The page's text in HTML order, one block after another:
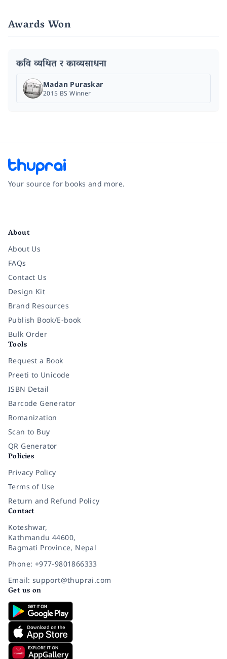
Awards Won
कवि व्यथित र काव्यसाधना
Madan Puraskar
2015 BS Winner
Your source for books and more.
About
About Us
FAQs
Contact Us
Design Kit
Brand Resources
Publish Book/E-book
Bulk Order
Tools
Request a Book
Preeti to Unicode
ISBN Detail
Barcode Generator
Romanization
Scan to Buy
QR Generator
Policies
Privacy Policy
Terms of Use
Return and Refund Policy
Contact
Koteshwar,
Kathmandu 44600,
Bagmati Province, Nepal
Phone: +977-9801866333
Email: support@thuprai.com
Get us on